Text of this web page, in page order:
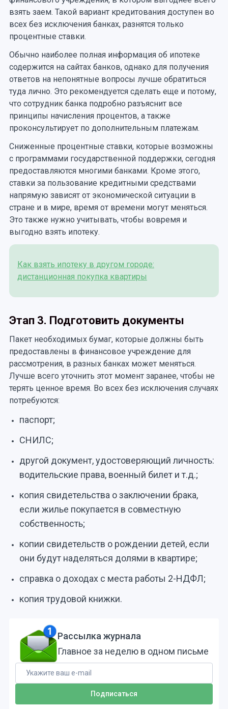
взять заем. Такой вариант кредитования доступен во
всех без исключения банках, разнятся только
процентные ставки.
Обычно наиболее полная информация об ипотеке
содержится на сайтах банков, однако для получения
ответов на непонятные вопросы лучше обратиться
туда лично. Это рекомендуется сделать еще и потому,
что сотрудник банка подробно разъяснит все
принципы начисления процентов, а также
проконсультирует по дополнительным платежам.
Сниженные процентные ставки, которые возможны
с программами государственной поддержки, сегодня
предоставляются многими банками. Кроме этого,
ставки за пользование кредитными средствами
напрямую зависят от экономической ситуации в
стране и в мире, время от времени могут меняться.
Это также нужно учитывать, чтобы вовремя и
выгодно взять ипотеку.
Как взять ипотеку в другом городе:
дистанционная покупка квартиры
Этап 3. Подготовить документы
Пакет необходимых бумаг, которые должны быть
предоставлены в финансовое учреждение для
рассмотрения, в разных банках может меняться.
Лучше всего уточнить этот момент заранее, чтобы не
терять ценное время. Во всех без исключения случаях
потребуются:
паспорт;
СНИЛС;
другой документ, удостоверяющий личность:
водительские права, военный билет и т.д.;
копия свидетельства о заключении брака,
если жилье покупается в совместную
собственность;
копии свидетельств о рождении детей, если
они будут наделяться долями в квартире;
справка о доходах с места работы 2-НДФЛ;
копия трудовой книжки.
Рассылка журнала
Главное за неделю в одном письме